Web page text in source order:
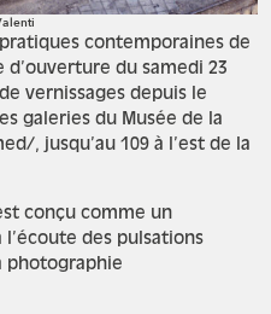
pratiques contemporaines de
d’ouverture du samedi 23
vernissages depuis le
galeries du Musée de la
, jusqu’au 109 à l’est de la
est conçu comme un
des pulsations
photographie